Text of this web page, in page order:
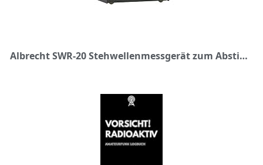
Albrecht SWR-20 Stehwellenmessgerät zum Abstimmen von Funkantennen, Frequenz 3,5 bis 50 MHz, Schwarz, 4410